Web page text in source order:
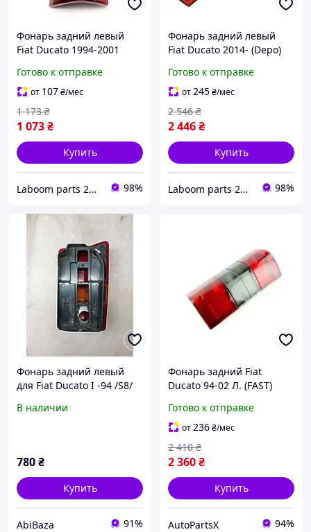
Фонарь задний левый
Fiat Ducato 1994-2001
Готово к отправке
от 107₴/мес
1 073₴
1 173 ₴
Купить
Laboom parts 24/7 98%
Фонарь задний левый
Fiat Ducato 2014- (Depo)
Готово к отправке
от245₴/мес
2 446₴
2 546 ₴
Купить
Laboom parts 24/7 98%
Фонарь задний левый
для Fiat Ducato I -94 /S8/
В наличии
780₴
Купить
AbiBaza 91%
Фонарь задний Fiat
Ducato 94-02 Л. (FAST)
Готово к отправке
от236₴/мес
2 360₴
2 410 ₴
Купить
AutoPartsX 94%